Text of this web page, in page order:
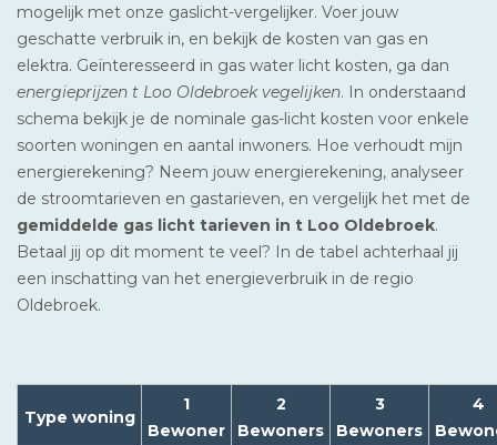
mogelijk met onze gaslicht-vergelijker. Voer jouw
geschatte verbruik in, en bekijk de kosten van gas en
elektra. Geïnteresseerd in gas water licht kosten, ga dan
energieprijzen t Loo Oldebroek vegelijken. In onderstaand
schema bekijk je de nominale gas-licht kosten voor enkele
soorten woningen en aantal inwoners. Hoe verhoudt mijn
energierekening? Neem jouw energierekening, analyseer
de stroomtarieven en gastarieven, en vergelijk het met de
gemiddelde gas licht tarieven in t Loo Oldebroek.
Betaal jij op dit moment te veel? In de tabel achterhaal jij
een inschatting van het energieverbruik in de regio
Oldebroek.
Type woning
1
Bewoner
2
Bewoners
3
Bewoners
4